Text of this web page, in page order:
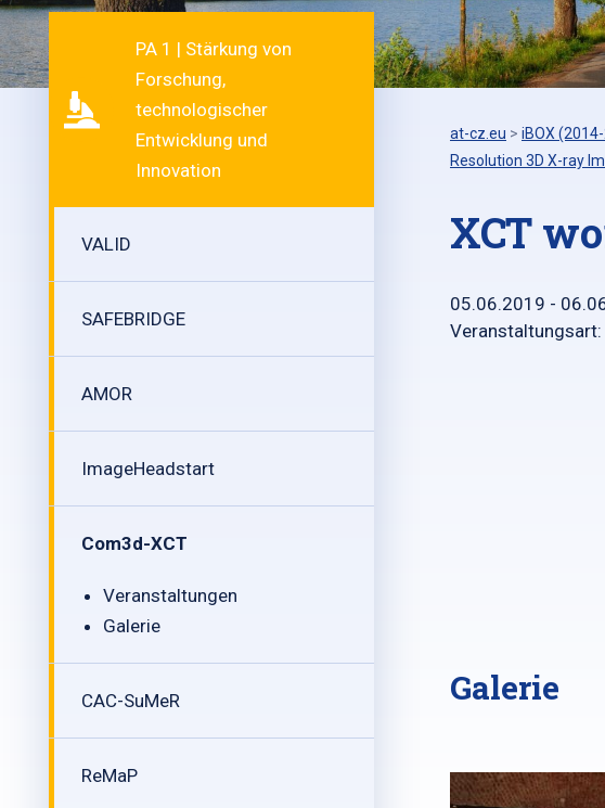
PA 1 | Stärkung von
Forschung,
technologischer
Entwicklung und
Innovation
VALID
SAFEBRIDGE
AMOR
ImageHeadstart
Com3d-XCT
Veranstaltungen
Galerie
CAC-SuMeR
ReMaP
at-cz.eu > iBOX
Resolution 3D X-ray
XCT
05.06.2019 -
Galerie